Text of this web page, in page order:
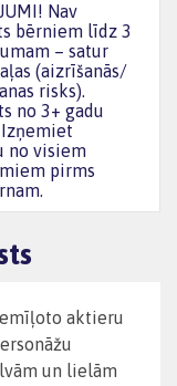
bērniem līdz 3
– satur
(aizrīšanās/
risks).
no 3+ gadu
no visiem
pirms
aktieru
un lielām